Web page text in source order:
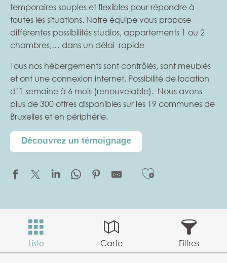
temporaires souples et flexibles pour répondre à
toutes les situations. Notre équipe vous propose
différentes possibilités studios, appartements 1 ou 2
chambres,… dans un délai rapide
Tous nos hébergements sont contrôlés, sont meublés
et ont une connexion internet. Possibilité de location
d’1 semaine à 6 mois (renouvelable). Nous avons
plus de 300 offres disponibles sur les 19 communes de
Bruxelles et en périphérie.
Ajouter
Liste Carte Filtres